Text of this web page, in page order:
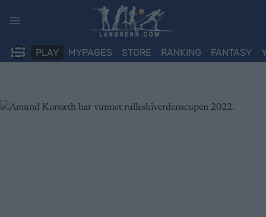
PLAY MYPAGES STORE RANKING FANTASY